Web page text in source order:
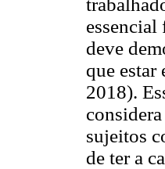
deve
que
2018).
sujeitos
de ter a